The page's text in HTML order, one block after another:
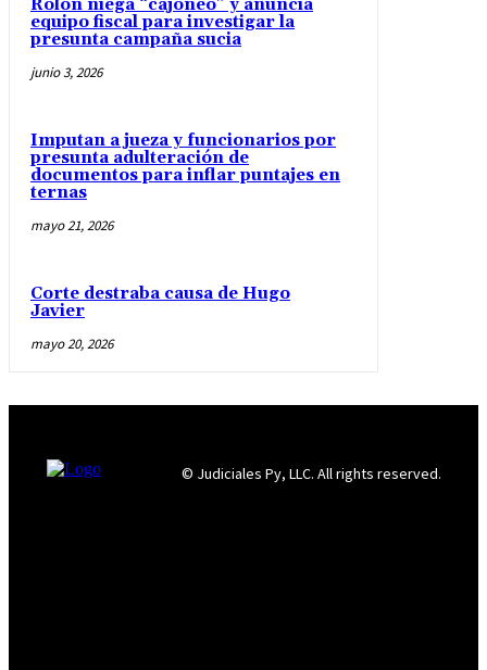
Rolón niega “cajoneo” y anuncia
equipo fiscal para investigar la
presunta campaña sucia
junio 3, 2026
Imputan a jueza y funcionarios por
presunta adulteración de
documentos para inflar puntajes en
ternas
mayo 21, 2026
Corte destraba causa de Hugo
Javier
mayo 20, 2026
© Judiciales Py, LLC. All rights reserved.